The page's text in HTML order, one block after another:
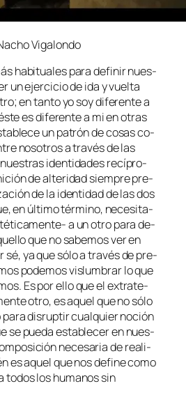
Vigalondo
ha­bi­tua­les pa­ra de­fi­nir nues­
un ejer­ci­cio de ida y vuel­ta
en tan­to yo soy di­fe­ren­te a
es di­fe­ren­te a mi en otras
un pa­trón de co­sas co­
no­so­tros a tra­vés de las
iden­ti­da­des re­cí­pro­
de al­te­ri­dad siem­pre pre­
de la iden­ti­dad de las dos
en úl­ti­mo tér­mino, ne­ce­si­ta­
a un otro pa­ra de­
que no sa­be­mos ver en
sé, ya que só­lo a tra­vés de pre­
po­de­mos vis­lum­brar lo que
Es por ello que el ex­tra­te­
otro, es aquel que no só­lo
dis­rup­tir cual­quier no­ción
se pue­da es­ta­ble­cer en nues­
ne­ce­sa­ria de reali­
es aquel que nos de­fi­ne co­mo
to­dos los hu­ma­nos sin